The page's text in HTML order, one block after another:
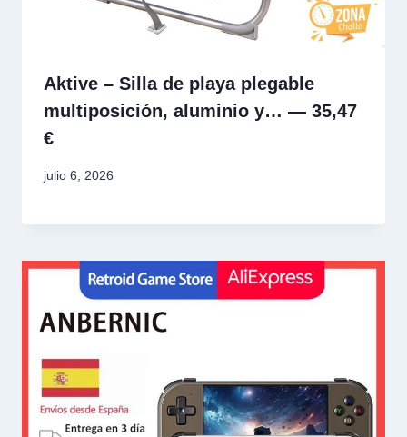
Aktive – Silla de playa plegable
multiposición, aluminio y… — 35,47
€
julio 6, 2026